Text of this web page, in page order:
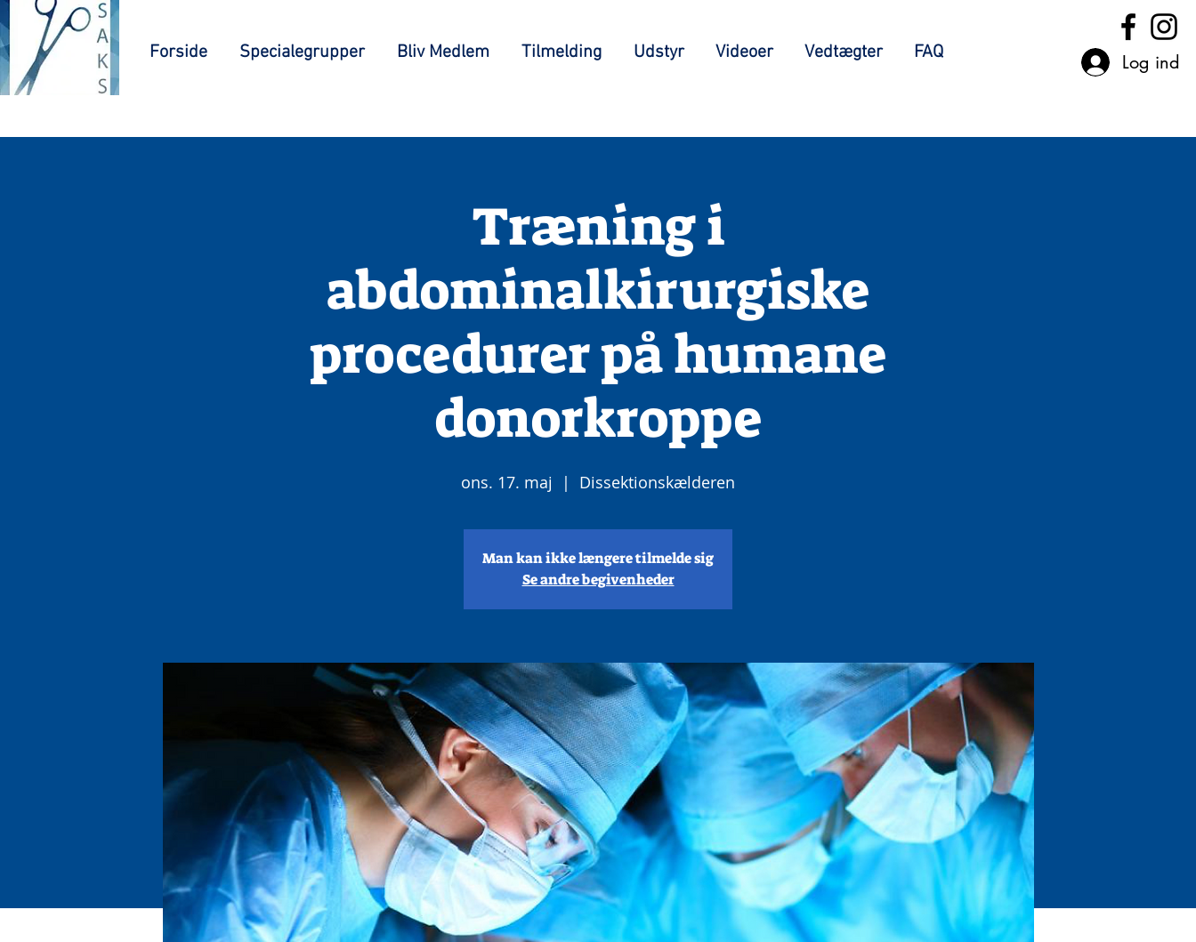
Forside Specialegrupper Bliv Medlem Tilmelding Udstyr Videoer Vedtægter FAQ Log ind
Træning i
abdominalkirurgiske
procedurer på humane
donorkroppe
ons. 17. maj
  |
Dissektionskælderen
Man kan ikke længere tilmelde sig
Se andre begivenheder